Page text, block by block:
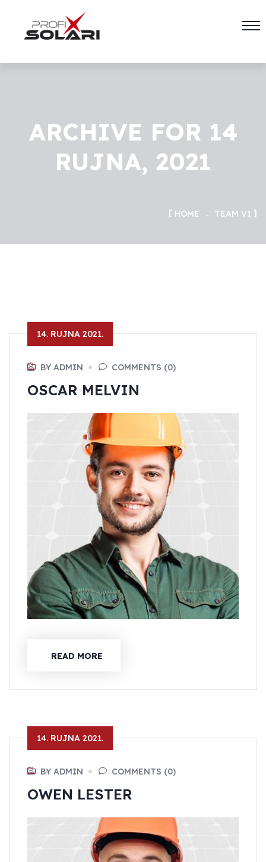
ARCHIVE FOR 14
RUJNA, 2021
HOME TEAM V1
14. RUJNA 2021.
BY ADMIN COMMENTS (0)
OSCAR MELVIN
READ MORE
14. RUJNA 2021.
BY ADMIN COMMENTS (0)
OWEN LESTER